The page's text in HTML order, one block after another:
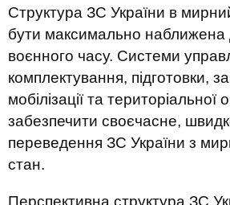
Структура ЗС України в
бути максимально наближена
воєнного часу. Системи
комплектування, підготовки,
мобілізації та територіальної
забезпечити своєчасне,
переведення ЗС України з
стан.
Перспективна структура ЗС